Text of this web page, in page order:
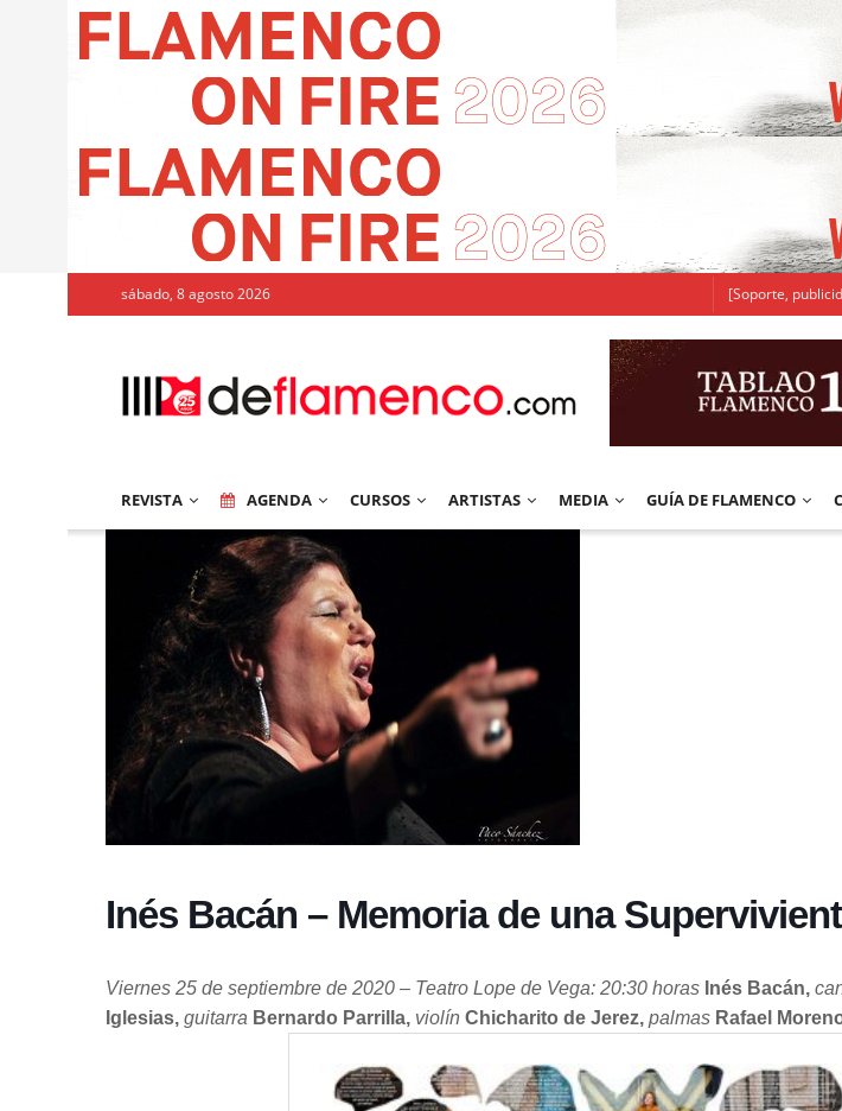
sábado, 8 agosto 2026 [Soporte,
REVISTA AGENDA CURSOS ARTISTAS MEDIA GUÍA DE FLAMENCO
Inés Bacán – Memoria de una
Viernes 25 de septiembre de 2020 – Teatro Lope de Vega: 20:30 horas Inés Bacán,
Iglesias, guitarra Bernardo Parrilla, violín Chicharito de Jerez, palmas Rafael